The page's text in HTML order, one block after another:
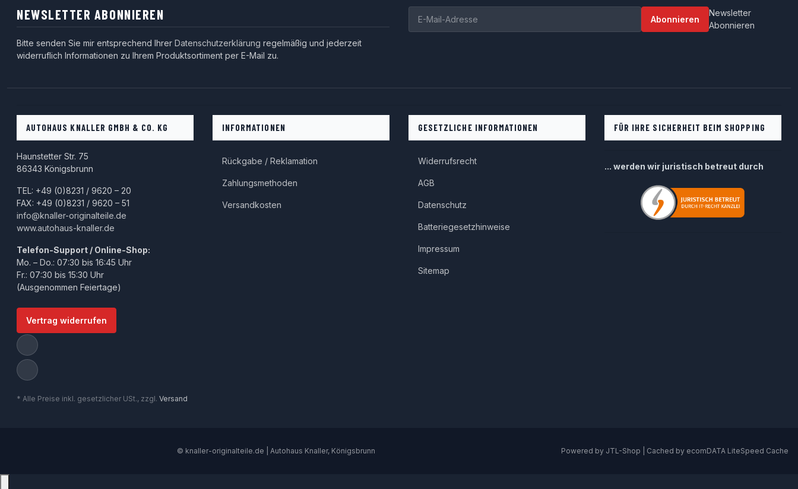
NEWSLETTER ABONNIEREN
Bitte senden Sie mir entsprechend Ihrer Datenschutzerklärung regelmäßig und jederzeit
widerruflich Informationen zu Ihrem Produktsortiment per E-Mail zu.
Abonnieren
Newsletter
Abonnieren
AUTOHAUS KNALLER GMBH & CO. KG
Haunstetter Str. 75
86343 Königsbrunn
TEL: +49 (0)8231 / 9620 – 20
FAX: +49 (0)8231 / 9620 – 51
info@knaller-originalteile.de
www.autohaus-knaller.de
Telefon-Support / Online-Shop:
Mo. – Do.: 07:30 bis 16:45 Uhr
Fr.: 07:30 bis 15:30 Uhr
(Ausgenommen Feiertage)
INFORMATIONEN
Rückgabe / Reklamation
Zahlungsmethoden
Versandkosten
GESETZLICHE INFORMATIONEN
Widerrufsrecht
AGB
Datenschutz
Batteriegesetzhinweise
Impressum
Sitemap
FÜR IHRE SICHERHEIT BEIM SHOPPING
... werden wir juristisch betreut durch
Vertrag widerrufen
* Alle Preise inkl. gesetzlicher USt., zzgl. Versand
© knaller-originalteile.de | Autohaus Knaller, Königsbrunn Powered by JTL-Shop | Cached by ecomDATA LiteSpeed Cache